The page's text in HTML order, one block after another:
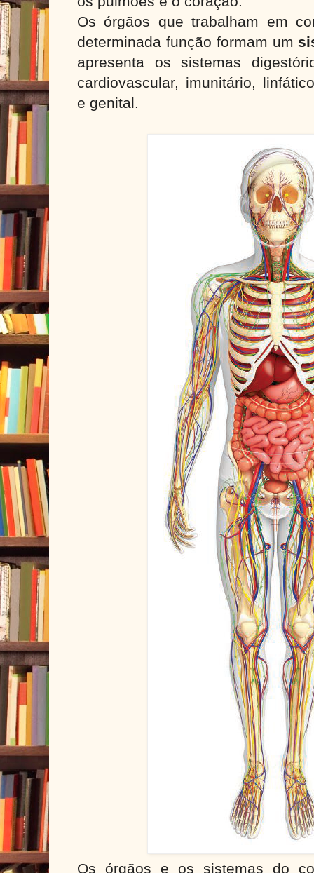
Os órgãos que trabalham em
determinada função formam um
apresenta os sistemas
cardiovascular, imunitário,
e genital.
Os órgãos e os sistemas do